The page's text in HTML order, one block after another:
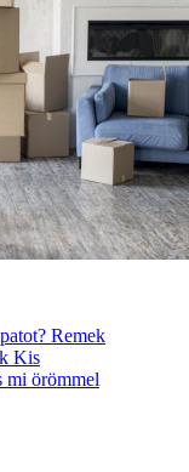
Remek
Kis
mi örömmel